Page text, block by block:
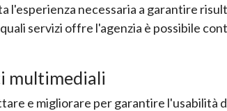
necessaria a garantire
servizi offre l'agenzia è possibile
multimediali
e migliorare per garantire l'usabilità